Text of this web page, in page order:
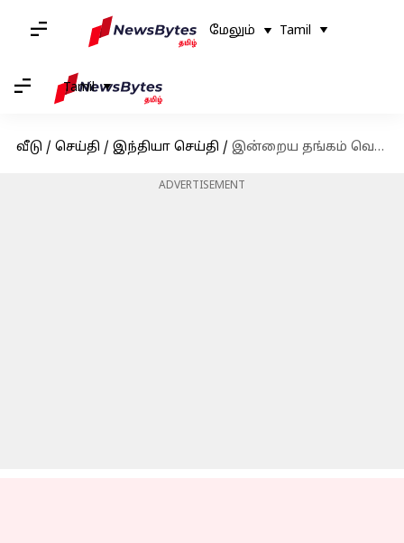
மேலும் Tamil
Tamil
வீடு / செய்தி / இந்தியா செய்தி / இன்றைய தங்கம் வெள்ளி விலை நிலவரம்: ஜூன் 15
ADVERTISEMENT